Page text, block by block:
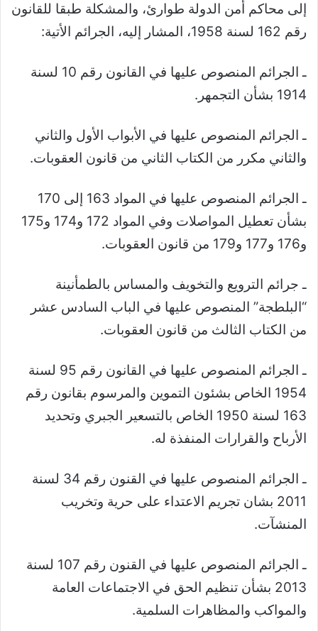
إلى محاكم أمن الدولة طوارئ، والمشكلة طبقا للقانون
رقم 162 لسنة 1958، المشار إليه، الجرائم الأتية:
ـ الجرائم المنصوص عليها في القانون رقم 10 لسنة
1914 بشأن التجمهر.
ـ الجرائم المنصوص عليها في الأبواب الأول والثاني
والثاني مكرر من الكتاب الثاني من قانون العقوبات.
ـ الجرائم المنصوص عليها في المواد 163 إلى 170
بشأن تعطيل المواصلات وفي المواد 172 و174 و175
و176 و177 و179 من قانون العقوبات.
ـ جرائم الترويع والتخويف والمساس بالطمأنينة
“البلطجة” المنصوص عليها في الباب السادس عشر
من الكتاب الثالث من قانون العقوبات.
ـ الجرائم المنصوص عليها في القانون رقم 95 لسنة
1954 الخاص بشئون التموين والمرسوم بقانون رقم
163 لسنة 1950 الخاص بالتسعير الجبري وتحديد
الأرباح والقرارات المنفذة له.
ـ الجرائم المنصوص عليها في القنون رقم 34 لسنة
2011 بشان تجريم الاعتداء على حرية وتخريب
المنشآت.
ـ الجرائم المنصوص عليها في القنون رقم 107 لسنة
2013 بشأن تنظيم الحق في الاجتماعات العامة
والمواكب والمظاهرات السلمية.